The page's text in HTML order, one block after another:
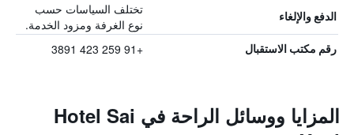
الدفع والإلغاء
تختلف السياسات حسب
نوع الغرفة ومزود الخدمة.
رقم مكتب الاستقبال +91 259 423 3891
المزايا ووسائل الراحة في Hotel Sai